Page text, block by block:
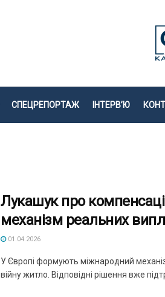
СПЕЦРЕПОРТАЖ ІНТЕРВ’Ю
Лукашук про
механізм реальних
01.04.2026
У Європі формують міжнародний
війну житло. Відповідні рішення вже